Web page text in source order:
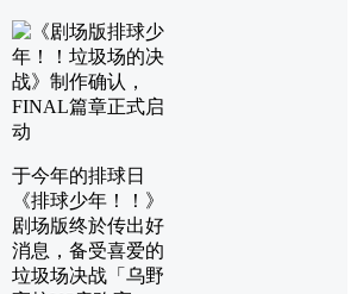
于今年的排球日
《排球少年！！》
剧场版终於传出好
消息，备受喜爱的
垃圾场决战「乌野